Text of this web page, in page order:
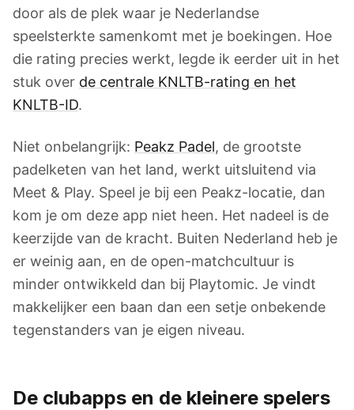
door als de plek waar je Nederlandse
speelsterkte samenkomt met je boekingen. Hoe
die rating precies werkt, legde ik eerder uit in het
stuk over de centrale KNLTB-rating en het
KNLTB-ID.
Niet onbelangrijk: Peakz Padel, de grootste
padelketen van het land, werkt uitsluitend via
Meet & Play. Speel je bij een Peakz-locatie, dan
kom je om deze app niet heen. Het nadeel is de
keerzijde van de kracht. Buiten Nederland heb je
er weinig aan, en de open-matchcultuur is
minder ontwikkeld dan bij Playtomic. Je vindt
makkelijker een baan dan een setje onbekende
tegenstanders van je eigen niveau.
De clubapps en de kleinere spelers